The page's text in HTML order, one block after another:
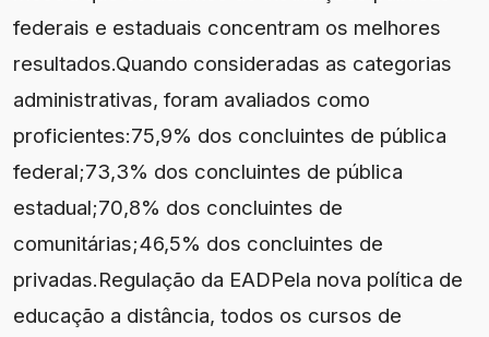
federais e estaduais concentram os melhores
resultados.Quando consideradas as categorias
administrativas, foram avaliados como
proficientes:75,9% dos concluintes de pública
federal;73,3% dos concluintes de pública
estadual;70,8% dos concluintes de
comunitárias;46,5% dos concluintes de
privadas.Regulação da EADPela nova política de
educação a distância, todos os cursos de